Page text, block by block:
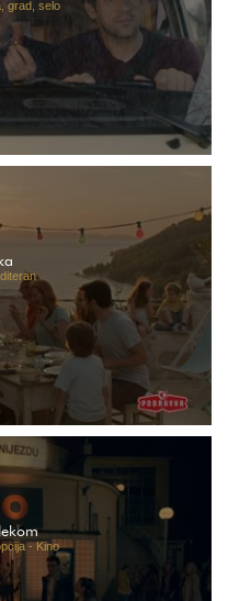
grad, selo
- Kino